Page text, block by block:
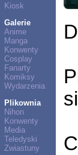
Kiosk
Galerie
Anime
Manga
Konwenty
Cosplay
Fanarty
Komiksy
Wydarzenia
Plikownia
Nihon
Konwenty
Media
Teledyski
Zwiastuny